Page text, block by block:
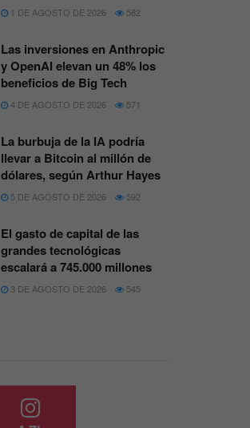
1 DE AGOSTO DE 2026 582
Las inversiones en Anthropic
y OpenAI elevan un 48% los
beneficios de Big Tech
4 DE AGOSTO DE 2026 571
La burbuja de la IA podría
llevar a Bitcoin al millón de
dólares, según Arthur Hayes
5 DE AGOSTO DE 2026 592
El gasto de capital de las
grandes tecnológicas
escalará a 745.000 millones
3 DE AGOSTO DE 2026 545